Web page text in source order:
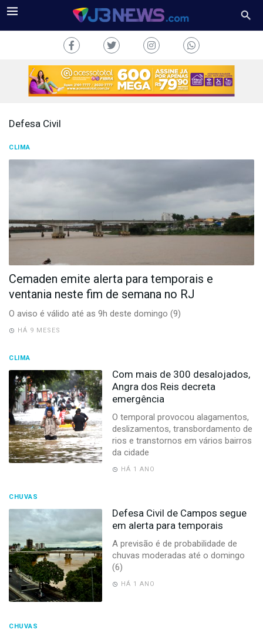
CONOSCO
Copyright
Desenvolvido
por
Hesea
Tecnologia
Sistemas
Defesa Civil
CLIMA
Cemaden emite alerta para temporais e
ventania neste fim de semana no RJ
O aviso é válido até as 9h deste domingo (9)
HÁ 9 MESES
CLIMA
Com mais de 300 desalojados,
Angra dos Reis decreta
emergência
O temporal provocou alagamentos,
deslizamentos, transbordamento de
rios e transtornos em vários bairros
da cidade
HÁ 1 ANO
CHUVAS
Defesa Civil de Campos segue
em alerta para temporais
A previsão é de probabilidade de
chuvas moderadas até o domingo
(6)
HÁ 1 ANO
CHUVAS